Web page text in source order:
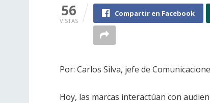
56
VISTAS
Compartir en Facebook
Por: Carlos Silva, jefe de
Hoy, las marcas interactúan con